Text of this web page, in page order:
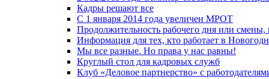
Кадры решают все
С 1 января 2014 года увеличен МРОТ
Продолжительность рабочего дня или
Информация для тех, кто работает в
Мы все разные. Но права у нас равны!
Круглый стол для кадровых служб
Клуб «Деловое партнерство» с